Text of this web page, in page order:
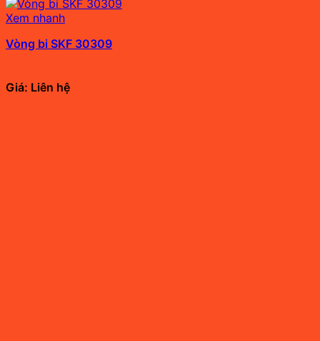
Xem nhanh
Vòng bi SKF 30309
Giá: Liên hệ